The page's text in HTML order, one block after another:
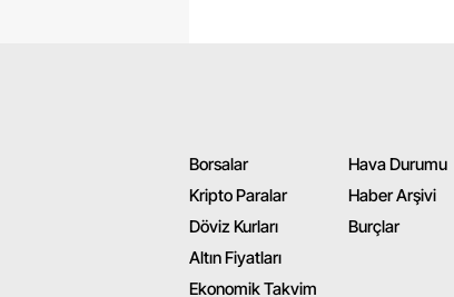
Borsalar
Kripto Paralar
Döviz Kurları
Altın Fiyatları
Ekonomik Takvim
Hava Durumu
Haber Arşivi
Burçlar